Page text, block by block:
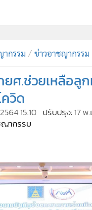
ากรรม ข่าวอาชญากรรม
ศ.ช่วยเหลือลู
วิด
15:10 ปรับปรุง: 17 พ
ญากรรม